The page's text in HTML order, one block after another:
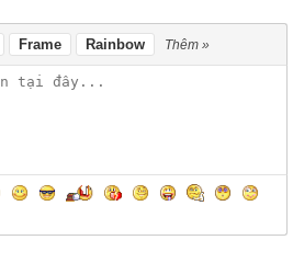
Frame Rainbow Thêm »